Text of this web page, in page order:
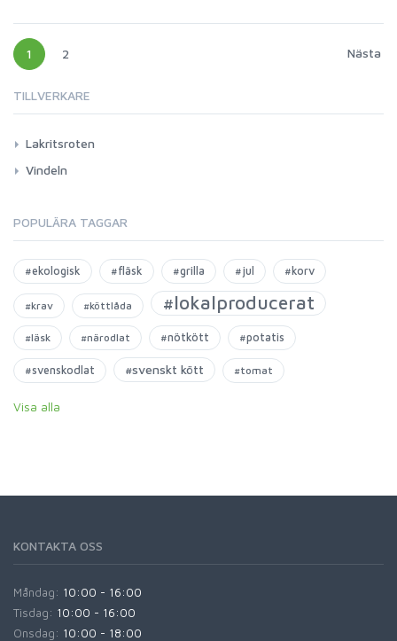
1 2 Nästa
TILLVERKARE
Lakritsroten
Vindeln
POPULÄRA TAGGAR
#ekologisk #fläsk #grilla #jul #korv
#krav #köttlåda #lokalproducerat
#läsk #närodlat #nötkött #potatis
#svenskodlat #svenskt kött #tomat
Visa alla
KONTAKTA OSS
Måndag: 10:00 - 16:00
Tisdag: 10:00 - 16:00
Onsdag: 10:00 - 18:00